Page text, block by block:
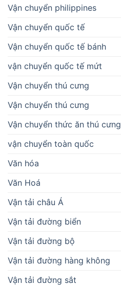
Vận chuyển philippines
Vận chuyển quốc tế
Vận chuyển quốc tế bánh
vận chuyển quốc tế mứt
Vận chuyển thú cưng
Vận chuyển thú cưng
Vận chuyển thức ăn thú cưng
vận chuyển toàn quốc
Văn hóa
Văn Hoá
Vận tải châu Á
Vận tải đường biển
Vận tải đường bộ
Vận tải đường hàng không
Vận tải đường sắt